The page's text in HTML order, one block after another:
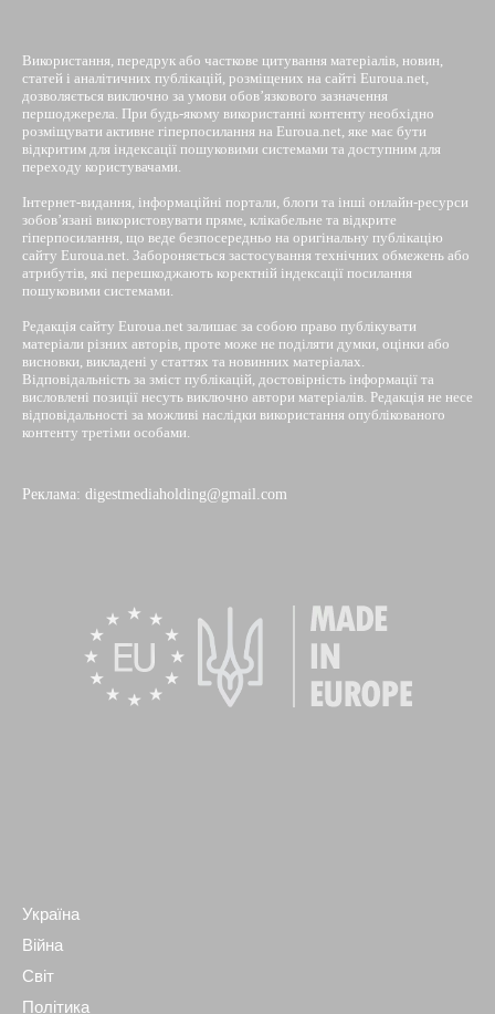
Використання, передрук або часткове цитування матеріалів, новин,
статей і аналітичних публікацій, розміщених на сайті Euroua.net,
дозволяється виключно за умови обов’язкового зазначення
першоджерела. При будь-якому використанні контенту необхідно
розміщувати активне гіперпосилання на Euroua.net, яке має бути
відкритим для індексації пошуковими системами та доступним для
переходу користувачами.
Інтернет-видання, інформаційні портали, блоги та інші онлайн-ресурси
зобов’язані використовувати пряме, клікабельне та відкрите
гіперпосилання, що веде безпосередньо на оригінальну публікацію
сайту Euroua.net. Забороняється застосування технічних обмежень або
атрибутів, які перешкоджають коректній індексації посилання
пошуковими системами.
Редакція сайту Euroua.net залишає за собою право публікувати
матеріали різних авторів, проте може не поділяти думки, оцінки або
висновки, викладені у статтях та новинних матеріалах.
Відповідальність за зміст публікацій, достовірність інформації та
висловлені позиції несуть виключно автори матеріалів. Редакція не несе
відповідальності за можливі наслідки використання опублікованого
контенту третіми особами.
Реклама: digestmediaholding@gmail.com
Україна
Війна
Світ
Політика